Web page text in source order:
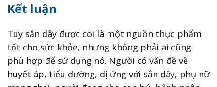
Kết luận
Tuy sắn dây được coi là một nguồn thực phẩm
tốt cho sức khỏe, nhưng không phải ai cũng
phù hợp để sử dụng nó. Người có vấn đề về
huyết áp, tiểu đường, dị ứng với sắn dây, phụ nữ